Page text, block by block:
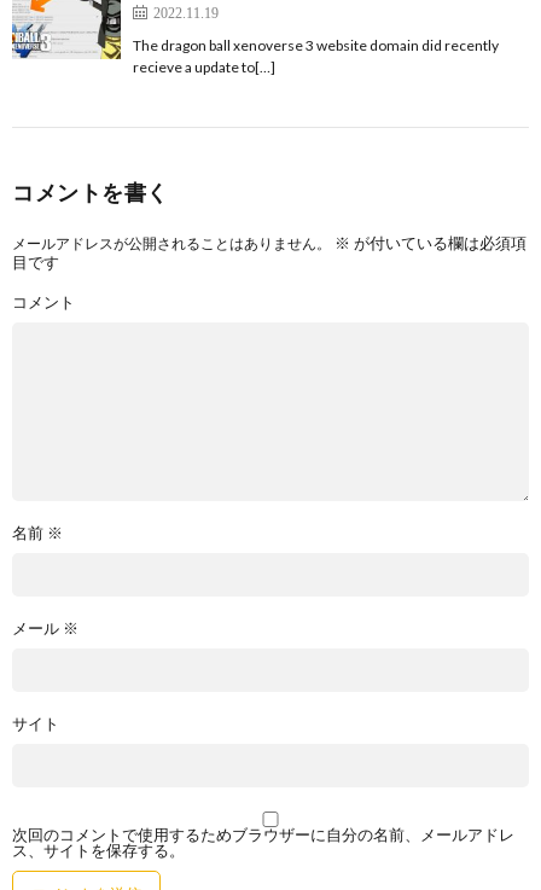
2022.11.19
The dragon ball xenoverse 3 website domain did recently
recieve a update to[…]
コメントを書く
メールアドレスが公開されることはありません。 ※ が付いている欄は必須項
目です
コメント
名前 ※
メール ※
サイト
次回のコメントで使用するためブラウザーに自分の名前、メールアドレ
ス、サイトを保存する。